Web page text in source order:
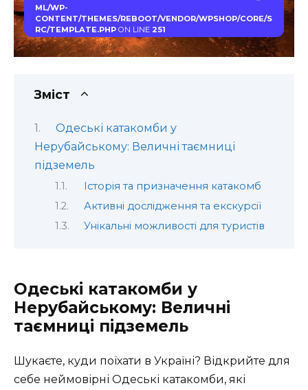
ML/WP-
CONTENT/THEMES/REBOOT/VENDOR/WPSHOP/CORE/S
RC/TEMPLATE.PHPON LINE 251
Зміст
Одеські катакомби у
Нерубайському: Величні таємниці
підземель
Історія та призначення катакомб
Активні дослідження та екскурсії
Унікальні можливості для туристів
Одеські катакомби у
Нерубайському: Величні
таємниці підземель
Шукаєте, куди поїхати в Україні? Відкрийте для
себе неймовірні Одеські катакомби, які